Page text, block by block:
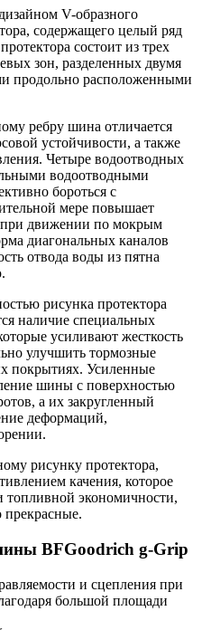
V-образного
содержащего целый ряд
состоит из трех
зон, разделенных двумя
продольно расположенными
ребру шина отличается
устойчивости, а также
Четыре водоотводных
водоотводными
бороться с
мере повышает
при движении по мокрым
диагональных каналов
отвода воды из пятна
рисунка протектора
наличие специальных
усиливают жесткость
улучшить тормозные
покрытиях. Усиленные
шины с поверхностью
а их закругленный
деформаций,
рисунку протектора,
качения, которое
топливной экономичности,
BFGoodrich g-Grip
и сцепления при
большой площади